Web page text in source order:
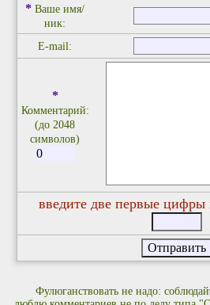
* Ваше имя/
ник:
E-mail:
*
Комментарий:
(до 2048
символов)
введите две первые цифры
Фулюганствовать не надо: